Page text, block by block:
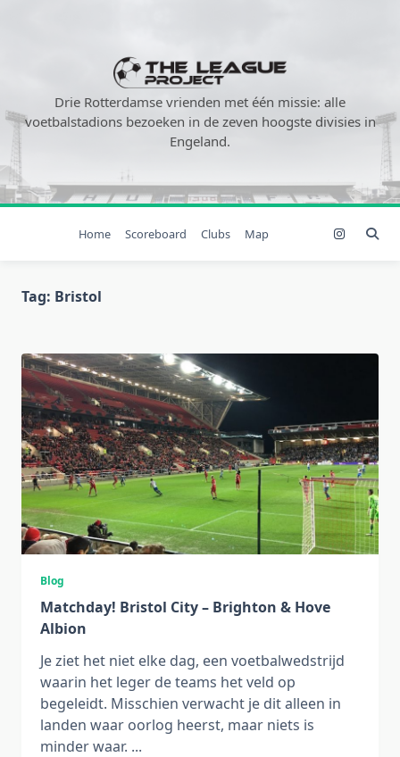
Drie Rotterdamse vrienden met één missie: alle
voetbalstadions bezoeken in de zeven hoogste divisies in
Engeland.
Home Scoreboard Clubs Map
Tag: Bristol
Blog
Matchday! Bristol City – Brighton & Hove
Albion
Je ziet het niet elke dag, een voetbalwedstrijd
waarin het leger de teams het veld op
begeleidt. Misschien verwacht je dit alleen in
landen waar oorlog heerst, maar niets is
minder waar. ...